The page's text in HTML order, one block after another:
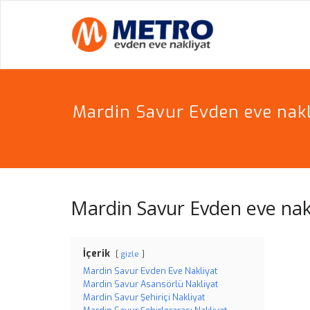
Mardin Savur Evden eve
Mardin Savur Evden eve
İçerik gizle
Mardin Savur Evden Eve Nakliyat
Mardin Savur Asansörlü Nakliyat
Mardin Savur Şehiriçi Nakliyat